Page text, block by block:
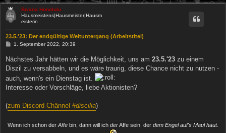
Bwana Honolulu
Hausmeistens|Hausmeister|Hausm
eisterin
23.5.'23: Der endgültige Weltuntergang (Arbeitstitel)
B
i
t
r
g
1. September 2022, 20:39
Nächstes Jahr hätten wir die Möglichkeit, uns am 23.5.'23 zu einem
Diszil zu versabbeln, und es wäre traurig, diese Chance nicht zu nutzen -
auch, wenn's ein Dienstag ist.
Interesse oder Vorschläge, liebe Aktionisten?
(zum Discord-Chännel #discilia)
Wenn ich schon der Affe bin, dann will ich derAffe sein, der dem Engel auf's Maul haut.